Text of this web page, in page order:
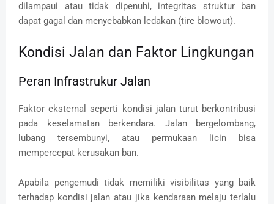
dilampaui atau tidak dipenuhi, integritas struktur ban
dapat gagal dan menyebabkan ledakan (tire blowout).
Kondisi Jalan dan Faktor Lingkungan
Peran Infrastrukur Jalan
Faktor eksternal seperti kondisi jalan turut berkontribusi
pada keselamatan berkendara. Jalan bergelombang,
lubang tersembunyi, atau permukaan licin bisa
mempercepat kerusakan ban.
Apabila pengemudi tidak memiliki visibilitas yang baik
terhadap kondisi jalan atau jika kendaraan melaju terlalu